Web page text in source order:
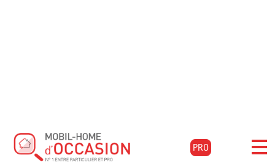
PRO
Mobil-home
1071 annoncespour l'achat de mobil-